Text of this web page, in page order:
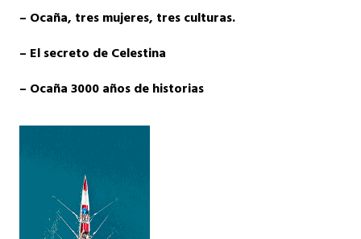
– Ocaña, tres mujeres, tres culturas.
– El secreto de Celestina
– Ocaña 3000 años de historias